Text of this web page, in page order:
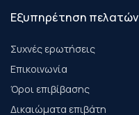
Εξυπηρέτηση πελατών
Συχνές ερωτήσεις
Επικοινωνία
Όροι επιβίβασης
Δικαιώματα επιβάτη